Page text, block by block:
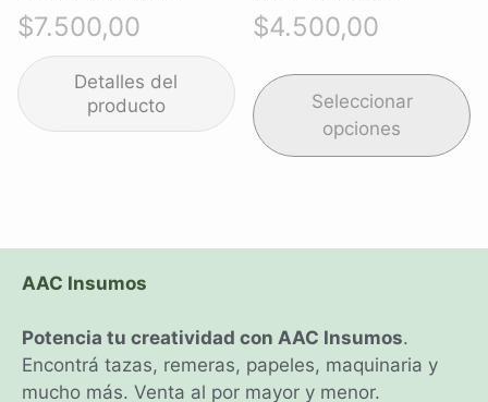
$7.500,00 $4.500,00
Seleccionar
opciones
AAC Insumos
Potencia tu creatividad con AAC Insumos.
Encontrá tazas, remeras, papeles, maquinaria y
mucho más. Venta al por mayor y menor.